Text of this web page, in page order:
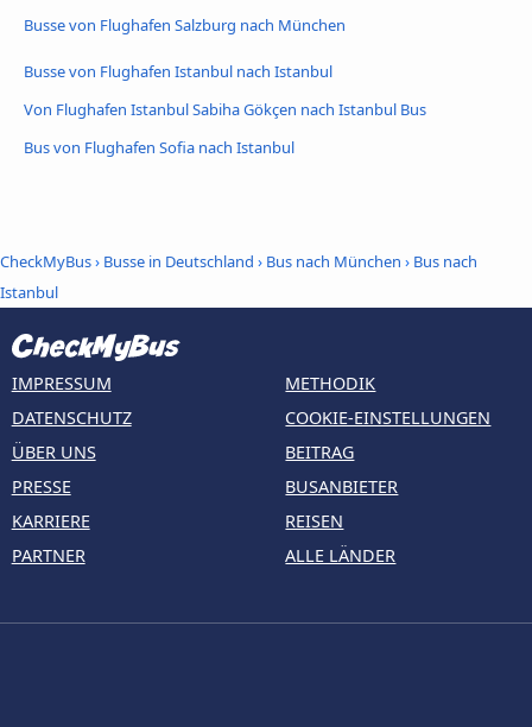
Busse von Flughafen Salzburg nach München
Busse von Flughafen Istanbul nach Istanbul
Von Flughafen Istanbul Sabiha Gökçen nach Istanbul Bus
Bus von Flughafen Sofia nach Istanbul
CheckMyBus› Busse in Deutschland › Bus nach München › Bus nach
Istanbul
IMPRESSUM
DATENSCHUTZ
ÜBER UNS
PRESSE
KARRIERE
PARTNER
METHODIK
COOKIE-EINSTELLUNGEN
BEITRAG
BUSANBIETER
REISEN
ALLE LÄNDER